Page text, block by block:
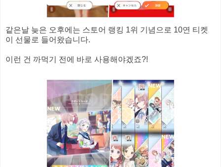
같은날 늦은 오후에는 스토어 랭킹 1위 기념으로 10연 티켓
이 선물로 들어왔습니다.
이런 건 까먹기 전에 바로 사용해야겠죠?!